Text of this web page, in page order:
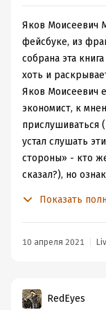
Яков Моисеевич
фейсбуке, из
собрана эта
хоть и
Яков Моисеевич
экономист, к
прислушиваться
устал слушать
стороны» - кто
сказал?), но
есть экономика.
– Баба-Яга не
на себя всё
Показать
10 апреля 2021
RedEyes